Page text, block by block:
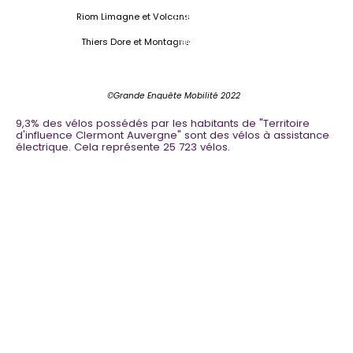
©Grande Enquête Mobilité 2022
Thiers Dore et Montagne
Riom Limagne et Volcans91%
90%
8,9%
10%
9,3% des vélos possédés par les habitants de "Territoire
d'influence Clermont Auvergne" sont des vélos à assistance
électrique. Cela représente 25 723 vélos.